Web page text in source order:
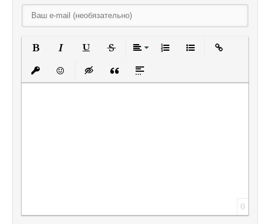
Вставить защищенную ссылку
Вставить смайлик
Вставка скрытого текста
Вставка цитаты
Вставка спойлера
0